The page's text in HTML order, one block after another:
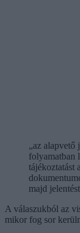
„az alapvető
folyamatban
tájékoztatást
majd
A válaszukból az
mikor fog sor